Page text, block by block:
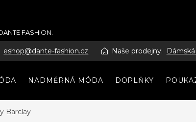
FASHION.
eshop@dante-fashion.cz Naše prodejny:
NADMĚRNÁ MÓDA DOPLŇKY
Barclay